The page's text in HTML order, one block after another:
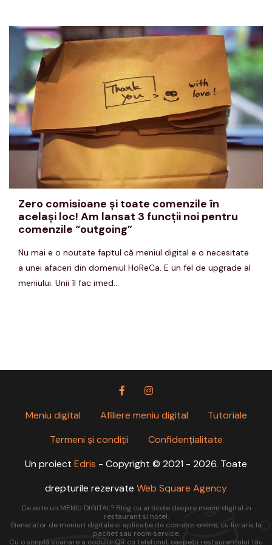
Zero comisioane şi toate comenzile în
acelaşi loc! Am lansat 3 funcţii noi pentru
comenzile “outgoing”
Nu mai e o noutate faptul că meniul digital e o necesitate
a unei afaceri din domeniul HoReCa. E un fel de upgrade al
meniului. Unii îl fac imed...
Meniu digital Afiliere meniu digital
Tutoriale
Termeni și condiții
Confidențialitate
Un proiect Edris - Copyright © 2021 - 2026. Toate
drepturile rezervate Web Square Agency
Ce este un MENIU DIGITAL? Blog cu articole despre meniu digital in
restaurant si hotel.
Generator de meniuri digitale si aplicatie de comenzi online, cu livrare, la
pachet sau room service.
Cu o simplă scanare a codului QR cu telefonul, oaspeții restaurantului tău